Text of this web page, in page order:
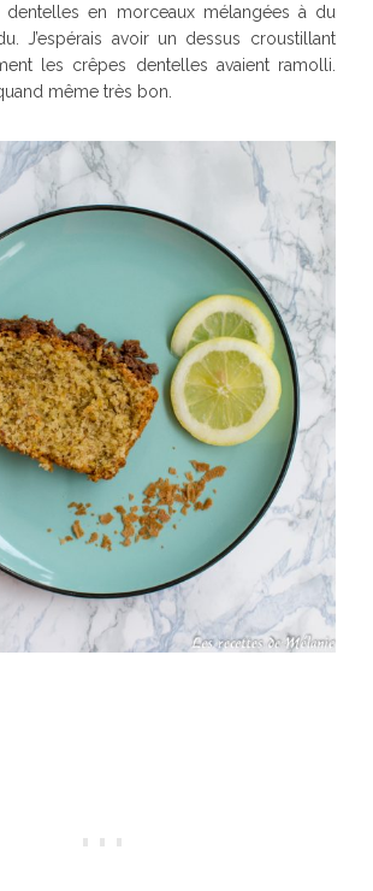
dentelles en morceaux mélangées à du
J’espérais avoir un dessus croustillant
les crêpes dentelles avaient ramolli.
même très bon.